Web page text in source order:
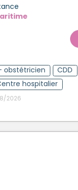
obstétricien CDD
hospitalier
2026